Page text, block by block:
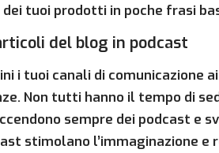
tuoi prodotti in poche frasi
del blog in podcast
i tuoi canali di
Non tutti hanno il tempo di
sempre dei podcast e
stimolano l’immaginazione